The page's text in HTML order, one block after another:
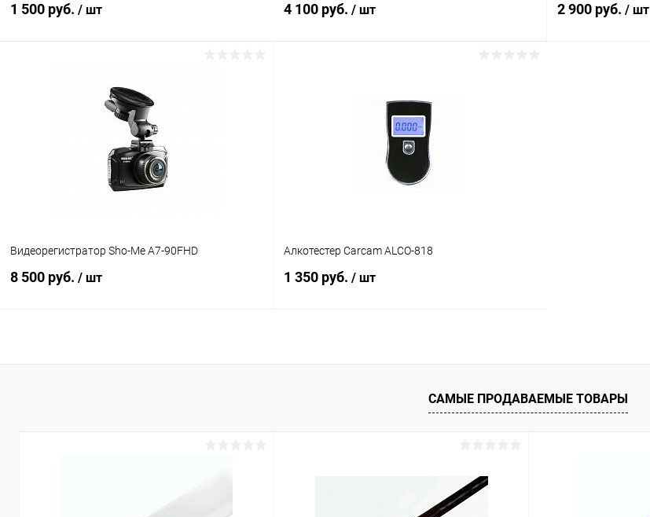
1 500 руб. / шт 4 100 руб. / шт 2 900 руб. / шт
Видеорегистратор Sho-Me A7-90FHD
8 500 руб. / шт
Алкотестер Carcam ALCO-818
1 350 руб. / шт
В наличии (1)
САМЫЕ ПРОДАВАЕМЫЕ ТОВАРЫ